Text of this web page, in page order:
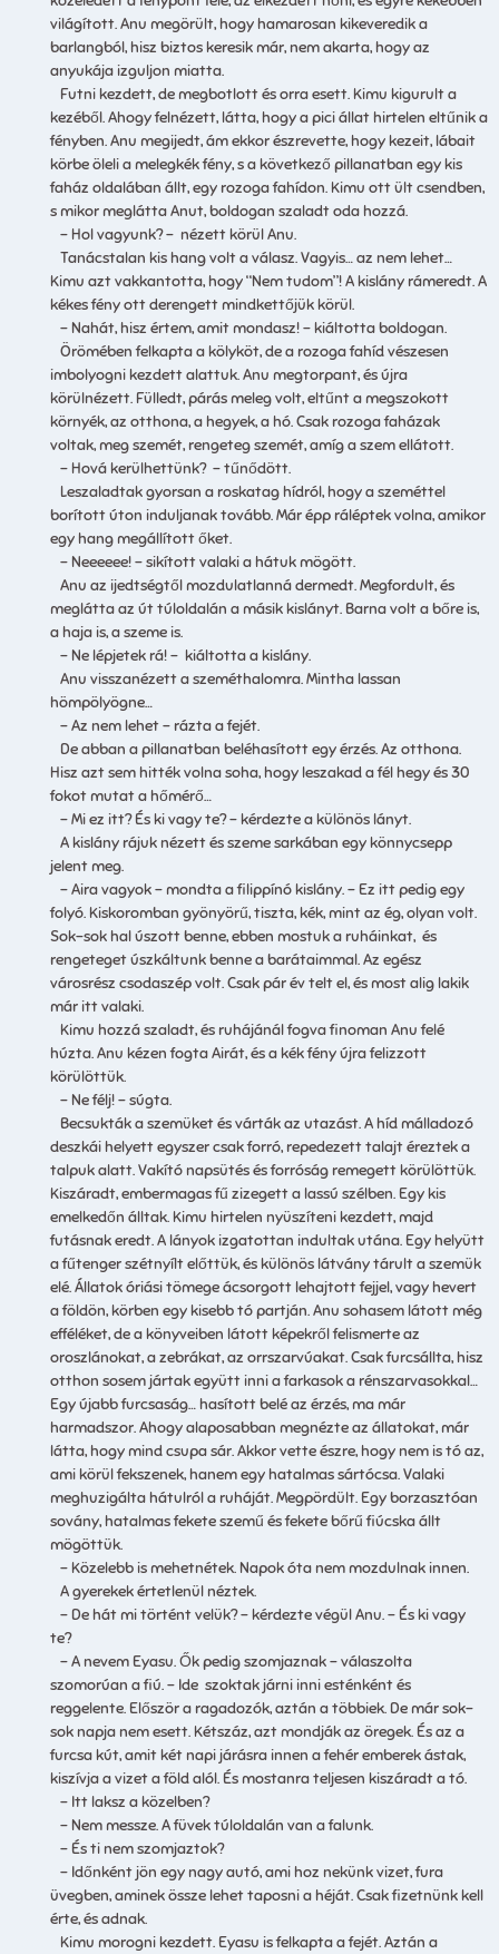
világított. Anu megörült, hogy hamarosan kikeveredik a
barlangból, hisz biztos keresik már, nem akarta, hogy az
anyukája izguljon miatta.
Futni kezdett, de megbotlott és orra esett. Kimu kigurult a
kezéből. Ahogy felnézett, látta, hogy a pici állat hirtelen eltűnik a
fényben. Anu megijedt, ám ekkor észrevette, hogy kezeit, lábait
körbe öleli a melegkék fény, s a következő pillanatban egy kis
faház oldalában állt, egy rozoga fahídon. Kimu ott ült csendben,
s mikor meglátta Anut, boldogan szaladt oda hozzá.
– Hol vagyunk? – nézett körül Anu.
Tanácstalan kis hang volt a válasz. Vagyis… az nem lehet…
Kimu azt vakkantotta, hogy “Nem tudom”! A kislány rámeredt. A
kékes fény ott derengett mindkettőjük körül.
– Nahát, hisz értem, amit mondasz! – kiáltotta boldogan.
Örömében felkapta a kölyköt, de a rozoga fahíd vészesen
imbolyogni kezdett alattuk. Anu megtorpant, és újra
körülnézett. Fülledt, párás meleg volt, eltűnt a megszokott
környék, az otthona, a hegyek, a hó. Csak rozoga faházak
voltak, meg szemét, rengeteg szemét, amíg a szem ellátott.
– Hová kerülhettünk? – tűnődött.
Leszaladtak gyorsan a roskatag hídról, hogy a szeméttel
borított úton induljanak tovább. Már épp ráléptek volna, amikor
egy hang megállított őket.
– Neeeeee! – sikított valaki a hátuk mögött.
Anu az ijedtségtől mozdulatlanná dermedt. Megfordult, és
meglátta az út túloldalán a másik kislányt. Barna volt a bőre is,
a haja is, a szeme is.
– Ne lépjetek rá! – kiáltotta a kislány.
Anu visszanézett a szeméthalomra. Mintha lassan
hömpölyögne…
– Az nem lehet – rázta a fejét.
De abban a pillanatban beléhasított egy érzés. Az otthona.
Hisz azt sem hitték volna soha, hogy leszakad a fél hegy és 30
fokot mutat a hőmérő…
– Mi ez itt? És ki vagy te? – kérdezte a különös lányt.
A kislány rájuk nézett és szeme sarkában egy könnycsepp
jelent meg.
– Aira vagyok – mondta a filippínó kislány. – Ez itt pedig egy
folyó. Kiskoromban gyönyörű, tiszta, kék, mint az ég, olyan volt.
Sok-sok hal úszott benne, ebben mostuk a ruháinkat, és
rengeteget úszkáltunk benne a barátaimmal. Az egész
városrész csodaszép volt. Csak pár év telt el, és most alig lakik
már itt valaki.
Kimu hozzá szaladt, és ruhájánál fogva finoman Anu felé
húzta. Anu kézen fogta Airát, és a kék fény újra felizzott
körülöttük.
– Ne félj! – súgta.
Becsukták a szemüket és várták az utazást. A híd málladozó
deszkái helyett egyszer csak forró, repedezett talajt éreztek a
talpuk alatt. Vakító napsütés és forróság remegett körülöttük.
Kiszáradt, embermagas fű zizegett a lassú szélben. Egy kis
emelkedőn álltak. Kimu hirtelen nyüszíteni kezdett, majd
futásnak eredt. A lányok izgatottan indultak utána. Egy helyütt
a fűtenger szétnyílt előttük, és különös látvány tárult a szemük
elé. Állatok óriási tömege ácsorgott lehajtott fejjel, vagy hevert
a földön, körben egy kisebb tó partján. Anu sohasem látott még
efféléket, de a könyveiben látott képekről felismerte az
oroszlánokat, a zebrákat, az orrszarvúakat. Csak furcsállta, hisz
otthon sosem jártak együtt inni a farkasok a rénszarvasokkal…
Egy újabb furcsaság… hasított belé az érzés, ma már
harmadszor. Ahogy alaposabban megnézte az állatokat, már
látta, hogy mind csupa sár. Akkor vette észre, hogy nem is tó az,
ami körül fekszenek, hanem egy hatalmas sártócsa. Valaki
meghuzigálta hátulról a ruháját. Megpördült. Egy borzasztóan
sovány, hatalmas fekete szemű és fekete bőrű fiúcska állt
mögöttük.
– Közelebb is mehetnétek. Napok óta nem mozdulnak innen.
A gyerekek értetlenül néztek.
– De hát mi történt velük? – kérdezte végül Anu. – És ki vagy
te?
– A nevem Eyasu. Ők pedig szomjaznak – válaszolta
szomorúan a fiú. – Ide szoktak járni inni esténként és
reggelente. Először a ragadozók, aztán a többiek. De már sok-
sok napja nem esett. Kétszáz, azt mondják az öregek. És az a
furcsa kút, amit két napi járásra innen a fehér emberek ástak,
kiszívja a vizet a föld alól. És mostanra teljesen kiszáradt a tó.
– Itt laksz a közelben?
– Nem messze. A füvek túloldalán van a falunk.
– És ti nem szomjaztok?
– Időnként jön egy nagy autó, ami hoz nekünk vizet, fura
üvegben, aminek össze lehet taposni a héját. Csak fizetnünk kell
érte, és adnak.
Kimu morogni kezdett. Eyasu is felkapta a fejét. Aztán a